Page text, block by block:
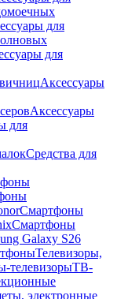
для
для
Аксессуары
Аксессуары
для
Средства для
Смартфоны
Смартфоны
Galaxy S26
Телевизоры,
телевизорыТВ-
электронные